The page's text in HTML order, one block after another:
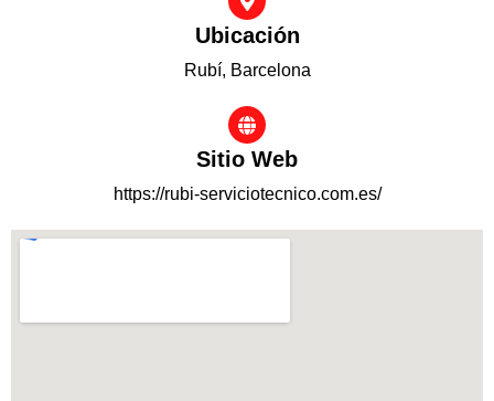
Ubicación
Rubí, Barcelona
Sitio Web
https://rubi-serviciotecnico.com.es/